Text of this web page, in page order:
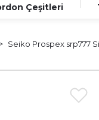
Çeşitleri
Seiko Prospex srp777